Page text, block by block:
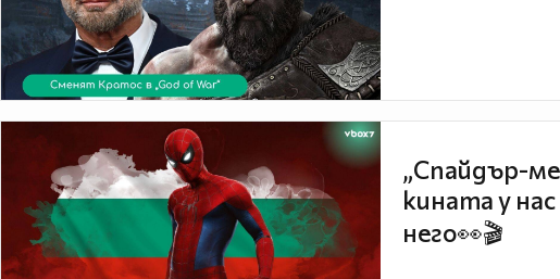
„Спайдър-
кината у
него👀🎬